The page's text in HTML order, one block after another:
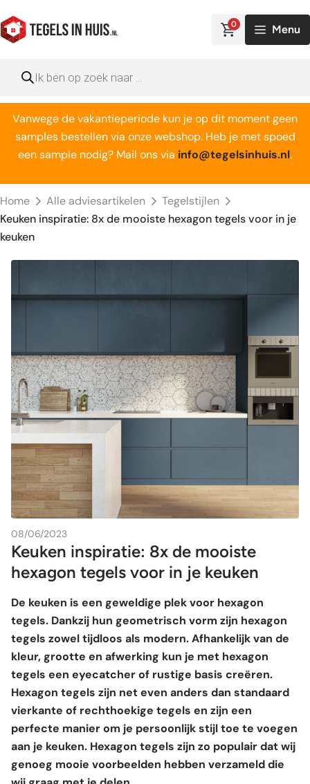
naar
de
0 Menu
zoeken
Vanwege de vakantieperiode kun je op dit moment geen
samples bestellen via onze webshop. Heb je met spoed
een sample nodig? Mail ons via info@tegelsinhuis.nl.
Home Alle adviesartikelen
Tegelstijlen
Keuken inspiratie: 8x de mooiste hexagon tegels voor in je
keuken
08/06/2023
Keuken inspiratie: 8x de mooiste
hexagon tegels voor in je keuken
De keuken is een geweldige plek voor hexagon
tegels. Dankzij hun geometrisch vorm zijn hexagon
tegels zowel tijdloos als modern. Afhankelijk van de
kleur, grootte en afwerking kun je met hexagon
tegels een eyecatcher of rustige basis creëren.
Hexagon tegels zijn net even anders dan standaard
vierkante of rechthoekige tegels en zijn een
perfecte manier om je persoonlijk stijl toe te voegen
aan je keuken. Hexagon tegels zijn zo populair dat wij
genoeg mooie voorbeelden hebben verzameld die